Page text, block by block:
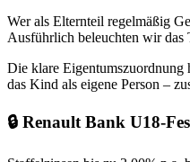
Wer als Elternteil regelmäßig
Ausführlich beleuchten wir das
Die klare Eigentumszuordnung
das Kind als eigene Person –
🔒 Renault Bank U18-